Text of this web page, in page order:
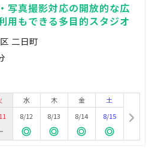
写真撮影対応の開放的な広
用もできる多目的スタジオ
二日町
水
8/12
木
8/13
金
8/14
土
8/15